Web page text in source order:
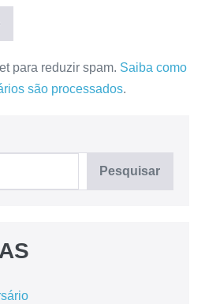
para reduzir spam. Saiba como
são processados.
Pesquisar